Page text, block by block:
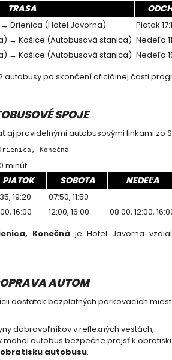
TRASA
Drienica (Hotel Javorna) Piatok
→ Košice (Autobusová stanica) Nedeľa
→ Košice (Autobusová stanica) Nedeľa
autobusy po skončení oficiálnej časti
SPOJE
aj pravidelnými autobusovými linkami zo
Konečná
minút
PIATOK SOBOTA NEDEĽA
19:20 07:50, 11:50
—
16:00 12:00, 16:00
08:00, 12:00,
Konečná je Hotel Javorna
AUTOM
dostatok bezplatných parkovacích miest.
dobrovoľníkov v reflexných vestách,
mohol autobus bezpečne prejsť k
autobusu.